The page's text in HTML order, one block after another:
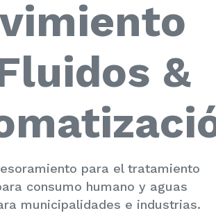
&
para el tratamiento
consumo humano y aguas
municipalidades e industrias.